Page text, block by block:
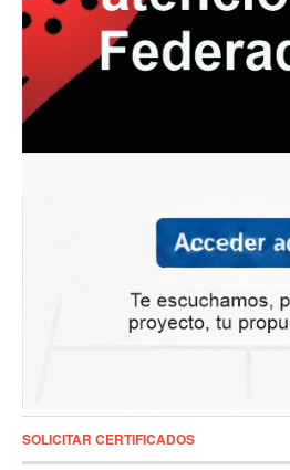
SOLICITAR CERTIFICADOS